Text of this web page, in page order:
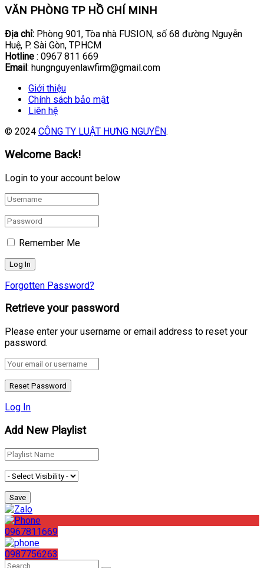
VĂN PHÒNG TP HỒ CHÍ MINH
Địa chỉ: Phòng 901, Tòa nhà FUSION, số 68 đường Nguyễn
Huệ, P. Sài Gòn, TPHCM
Hotline : 0967 811 669
Email : hungnguyenlawfirm@gmail.com
Giới thiệu
Chính sách bảo mật
Liên hệ
© 2024 CÔNG TY LUẬT HƯNG NGUYÊN.
Welcome Back!
Login to your account below
Remember Me
Forgotten Password?
Retrieve your password
Please enter your username or email address to reset your
password.
Log In
Add New Playlist
0967811669
0987756263